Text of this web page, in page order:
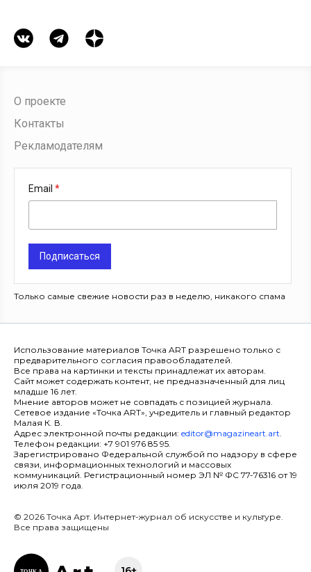
О проекте
Контакты
Рекламодателям
Email
Подписаться
Только самые свежие новости раз в неделю, никакого спама
Использование материалов Точка ART разрешено только с
предварительного согласия правообладателей.
Все права на картинки и тексты принадлежат их авторам.
Сайт может содержать контент, не предназначенный для лиц
младше 16 лет.
Мнение авторов может не совпадать с позицией журнала.
Сетевое издание «Точка ART», учредитель и главный редактор
Малая К. В.
Адрес электронной почты редакции: editor@magazineart.art.
Телефон редакции: +7 901 976 85 95.
Зарегистрировано Федеральной службой по надзору в сфере
связи, информационных технологий и массовых
коммуникаций. Регистрационный номер ЭЛ № ФС 77-76316 от 19
июля 2019 года.
© 2026 Точка Арт. Интернет-журнал об искусстве и культуре.
Все права защищены